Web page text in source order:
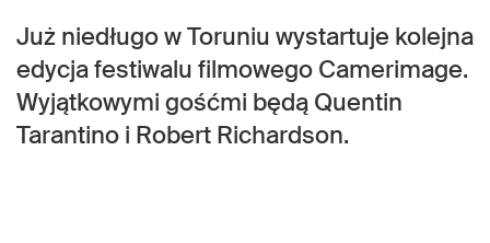
Już niedługo w Toruniu wystartuje kolejna
edycja festiwalu filmowego Camerimage.
Wyjątkowymi gośćmi będą Quentin
Tarantino i Robert Richardson.